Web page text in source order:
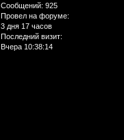
Сообщений: 925
Провел на форуме:
3 дня 17 часов
Последний визит:
Вчера 10:38:14